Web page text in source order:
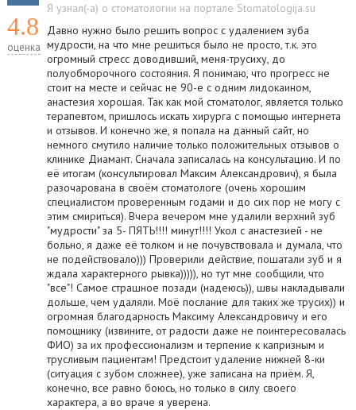
4.8
оценка
Я узнал(-а) о стоматологии на портале Stomatologija.su
Давно нужно было решить вопрос с удалением зуба
мудрости, на что мне решиться было не просто, т.к. это
огромный стресс доводивший, меня-трусиху, до
полуобморочного состояния. Я понимаю, что прогресс не
стоит на месте и сейчас не 90-е с одним лидокаином,
анастезия хорошая. Так как мой стоматолог, является только
терапевтом, пришлось искать хирурга с помощью интернета
и отзывов. И конечно же, я попала на данный сайт, но
немного смутило наличие только положительных отзывов о
клинике Диамант. Сначала записалась на консультацию. И по
её итогам (консультировал Максим Александрович), я была
разочарована в своём стоматологе (очень хорошим
специалистом проверенным годами и до сих пор не могу с
этим смириться). Вчера вечером мне удалили верхний зуб
"мудрости" за 5- ПЯТЬ!!!! минут!!!! Укол с анастезией - не
больно, я даже её толком и не почувствовала и думала, что
не подействовало))) Проверили действие, пошатали зуб и я
ждала характерного рывка))))), но тут мне сообщили, что
"все"! Самое страшное позади (надеюсь)), швы накладывали
дольше, чем удаляли. Моё послание для таких же трусих)) и
огромная благодарность Максиму Александровичу и его
помощнику (извините, от радости даже не поинтересовалась
ФИО) за их профессионализм и терпение к капризным и
трусливым пациентам! Предстоит удаление нижней 8-ки
(ситуация с зубом сложнее), уже записана на приём. Я,
конечно, все равно боюсь, но только в силу своего
характера, а во враче я уверена.